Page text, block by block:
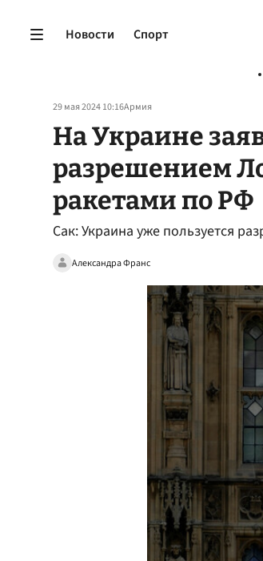
Новости Спорт
29 мая 2024 10:16Армия
На Украине
разрешением
ракетами по РФ
Сак: Украина уже пользуется
Александра Франс